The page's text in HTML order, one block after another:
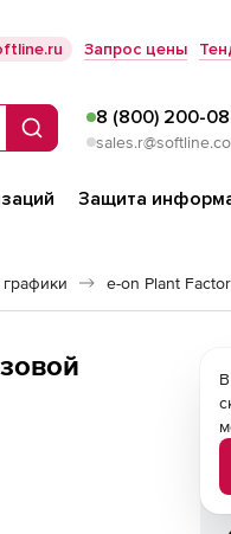
Запрос цены
Поиск
8 (800) 200-
Защита
e-on Plant